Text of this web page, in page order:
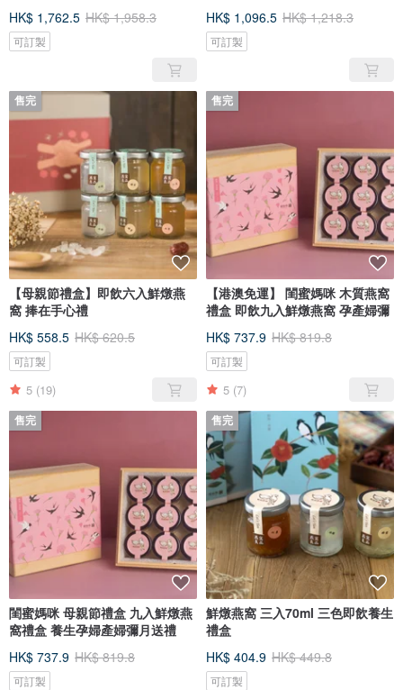
HK$ 1,762.5 HK$ 1,958.3
可訂製
HK$ 1,096.5 HK$ 1,218.3
可訂製
售完
【母親節禮盒】即飲六入鮮燉燕
窩 捧在手心禮
HK$ 558.5 HK$ 620.5
可訂製
5 (19)
售完
【港澳免運】 閨蜜媽咪 木質燕窩
禮盒 即飲九入鮮燉燕窩 孕產婦彌
HK$ 737.9 HK$ 819.8
可訂製
5 (7)
售完
閨蜜媽咪 母親節禮盒 九入鮮燉燕
窩禮盒 養生孕婦產婦彌月送禮
HK$ 737.9 HK$ 819.8
可訂製
售完
鮮燉燕窩 三入70ml 三色即飲養生
禮盒
HK$ 404.9 HK$ 449.8
可訂製